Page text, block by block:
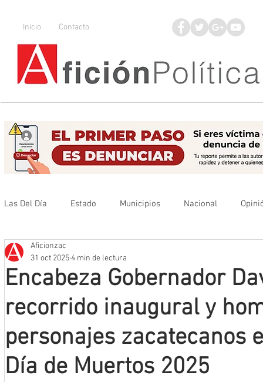
Inicio Contacto
Las Del Día Estado Municipios Nacional
Que no se olvide
Mineros LNBP
Encabeza Gobernador
recorrido inaugural y
personajes zacatecanos
Día de Muertos 2025
Aficionzac
31 oct 20254 min de lectura